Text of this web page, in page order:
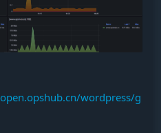
open.opshub.cn/wordpress/g